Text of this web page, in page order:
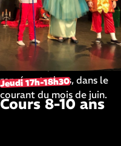
création d’une pièce pour le
spectacle de fin d’année.
Les cours ont lieu dans nos
salles de spectacles et se
terminent par deux
représentations, dans le
courant du mois de juin.
Jeudi 17h-18h30
Cours 8-10 ans